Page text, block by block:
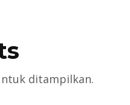
ditampilkan.